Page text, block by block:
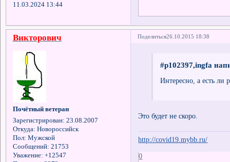
11.03.2024 13:44
Поделиться26.10.2015 18:38
Викторович
Почётный ветеран
Зарегистрирован: 23.08.2007
Откуда: Новороссийск
Пол: Мужской
Сообщений: 21753
Уважение: +12547
#p102397,ingfa
Интересно, а есть ли
Это будет не скоро.
http://covid19.mybb.ru/
0